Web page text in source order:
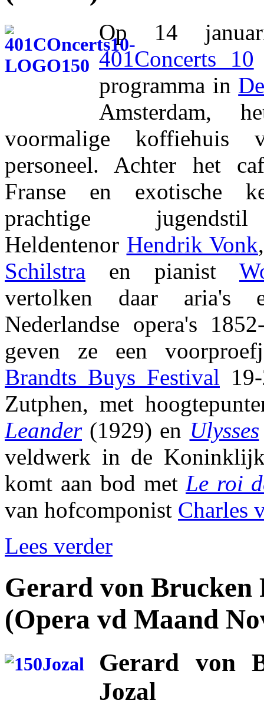
Op 14
401Concerts 10
programma in
Amsterdam,
voormalige
personeel. Achter het
Franse en exotische
prachtige
Heldentenor Hendrik Vonk
Schilstra en pianist
vertolken daar aria's
Nederlandse opera's
geven ze een
Brandts Buys Festival
Zutphen, met
Leander(1929) en Ulysses
veldwerk in de
komt aan bod met Le roi
van hofcomponist Charles
Lees verder
Gerard von Brucken
(Opera vd Maand
Gerard von
Jozal